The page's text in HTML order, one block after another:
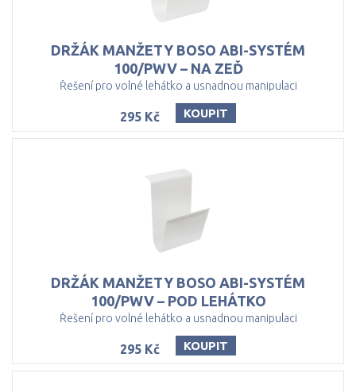
DRŽÁK MANŽETY BOSO ABI-SYSTÉM
100/PWV – NA ZEĎ
Řešení pro volné lehátko a usnadnou manipulaci
295 Kč KOUPIT
DRŽÁK MANŽETY BOSO ABI-SYSTÉM
100/PWV – POD LEHÁTKO
Řešení pro volné lehátko a usnadnou manipulaci
295 Kč KOUPIT